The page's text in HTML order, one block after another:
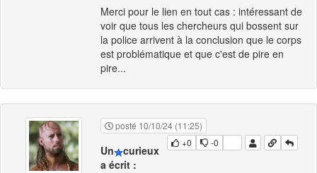
Merci pour le lien en tout cas : intéressant de
voir que tous les chercheurs qui bossent sur
la police arrivent à la conclusion que le corps
est problématique et que c'est de pire en
pire...
posté 10/10/24 (11:25)
+0
-0
Un
curieux
a écrit :